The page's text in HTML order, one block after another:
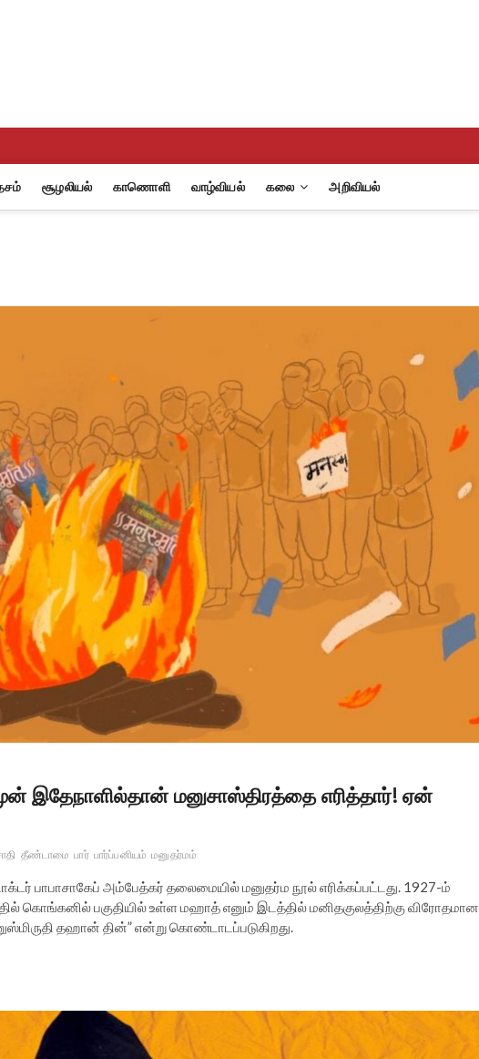
Review
சூழலியல் காணொளி வாழ்வியல் கலை அறிவியல்
இதேநாளில்தான் மனுசாஸ்திரத்தை எரித்தார்! ஏன்
தீண்டாமை பார் பார்ப்பனியம் மனுதர்மம்
பாபாசாகேப் அம்பேத்கர் தலைமையில் மனுதர்ம நூல் எரிக்கப்பட்டது. 1927-ம்
கொங்கனில் பகுதியில் உள்ள மஹாத் எனும் இடத்தில் மனிதகுலத்திற்கு விரோதமான
தஹான் தின்” என்று கொண்டாடப்படுகிறது.